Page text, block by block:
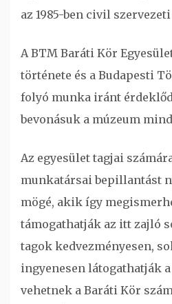
az 1985-ben civil
A BTM Baráti Kör
története és a Budapesti
folyó munka iránt
bevonásuk a múzeum
Az egyesület tagjai
munkatársai bepillantást
mögé, akik így
támogathatják az itt zajló
tagok kedvezményesen,
ingyenesen látogathatják
vehetnek a Baráti Kör